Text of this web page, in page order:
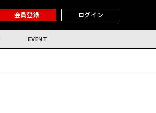
会員登録 ログイン
EVENT